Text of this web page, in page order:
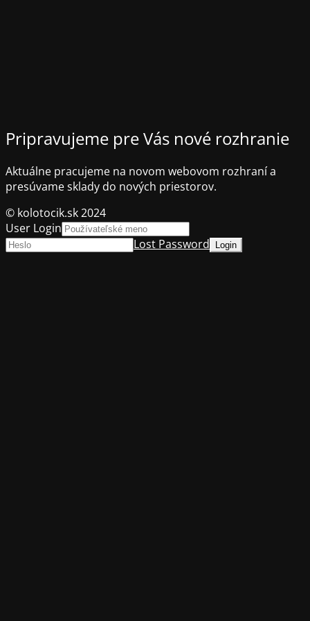
Pripravujeme pre Vás nové rozhranie
Aktuálne pracujeme na novom webovom rozhraní a
presúvame sklady do nových priestorov.
© kolotocik.sk 2024
User Login
Lost Password